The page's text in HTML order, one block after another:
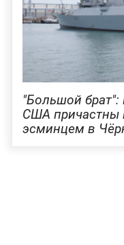
"Большой
США причастны
эсминцем в